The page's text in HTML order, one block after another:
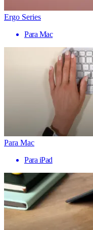
Ergo Series
Para Mac
Para Mac
Para iPad